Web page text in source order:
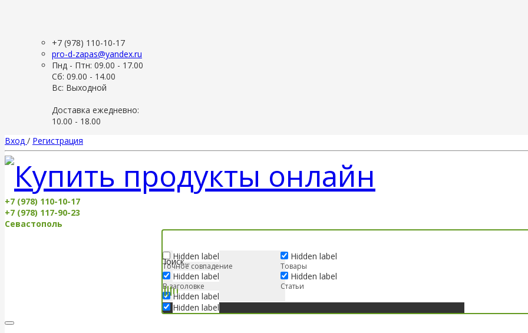
+7 (978) 110-10-17
pro-d-zapas@yandex.ru
Пнд - Птн: 09.00 - 17.00
Сб: 09.00 - 14.00
Вс: Выходной
Доставка ежедневно:
10.00 - 18.00
Вход / Регистрация
+7 (978) 110-10-17
+7 (978) 117-90-23
Севастополь
Hidden label
Точное совпадение
Hidden label
В заголовке
Hidden label
Hidden label
Hidden label
Товары
Hidden label
Статьи